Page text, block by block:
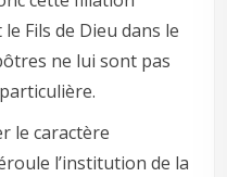
Fils de Dieu dans le
ne lui sont pas
le caractère
l’institution de la